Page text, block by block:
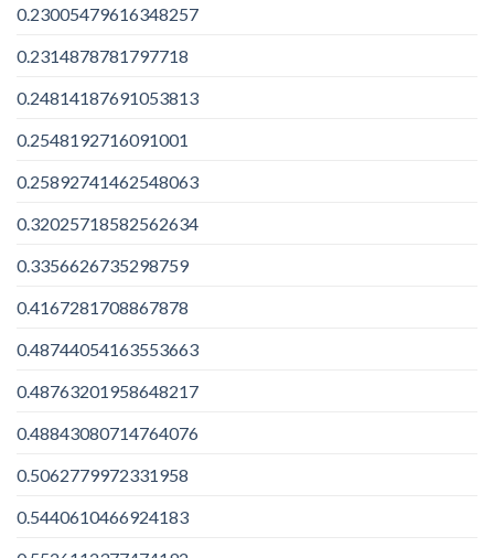
0.23005479616348257
0.2314878781797718
0.24814187691053813
0.2548192716091001
0.25892741462548063
0.32025718582562634
0.3356626735298759
0.4167281708867878
0.48744054163553663
0.48763201958648217
0.48843080714764076
0.5062779972331958
0.5440610466924183